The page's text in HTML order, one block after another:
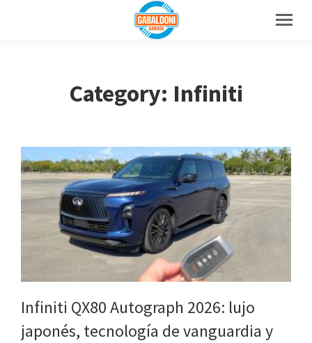
Category: Infiniti
Infiniti QX80 Autograph 2026: lujo
japonés, tecnología de vanguardia y